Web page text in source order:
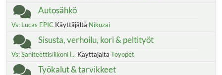
Autosähkö
Vs: Lucas EPIC Käyttäjältä Nikuzai
Sisusta, verhoilu, kori & peltityöt
Vs: Saniteettisilikoni l... Käyttäjältä Toyopet
Työkalut & tarvikkeet